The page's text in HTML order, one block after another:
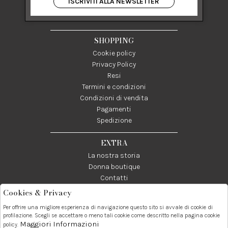
84122 Salerno Italia
P IVA 03024950655
SHOPPING
Cookie policy
Privacy Policy
Resi
Termini e condizioni
Condizioni di vendita
Pagamenti
Spedizione
EXTRA
La nostra storia
Donna boutique
Contatti
Telefono:
089237858
Whatsapp:
3338855601
Contatti:
info@donna1981.it
Cookies & Privacy
Per offrire una migliore esperienza di navigazione questo sito si avvale di cookie di
profilazione. Scegli se accettare o meno tali cookie come descritto nella pagina cookie
policy. Maggiori Informazioni